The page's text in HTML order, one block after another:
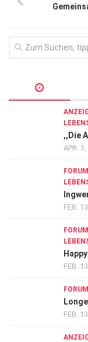
,,Die
APR.
FEB.
FEB.
FEB.